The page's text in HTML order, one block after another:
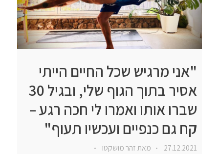
"אני מרגיש שכל החיים הייתי
אסיר בתוך הגוף שלי, ובגיל 30
שברו אותו ואמרו לי חכה רגע –
קח גם כנפיים ועכשיו תעוף"
27.12.2021 מאתזהר מושקטו